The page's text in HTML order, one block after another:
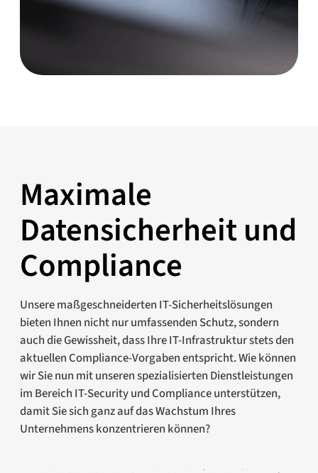
Maximale
Datensicherheit und
Compliance
Unsere maßgeschneiderten IT-Sicherheitslösungen
bieten Ihnen nicht nur umfassenden Schutz, sondern
auch die Gewissheit, dass Ihre IT-Infrastruktur stets den
aktuellen Compliance-Vorgaben entspricht. Wie können
wir Sie nun mit unseren spezialisierten Dienstleistungen
im Bereich IT-Security und Compliance unterstützen,
damit Sie sich ganz auf das Wachstum Ihres
Unternehmens konzentrieren können?